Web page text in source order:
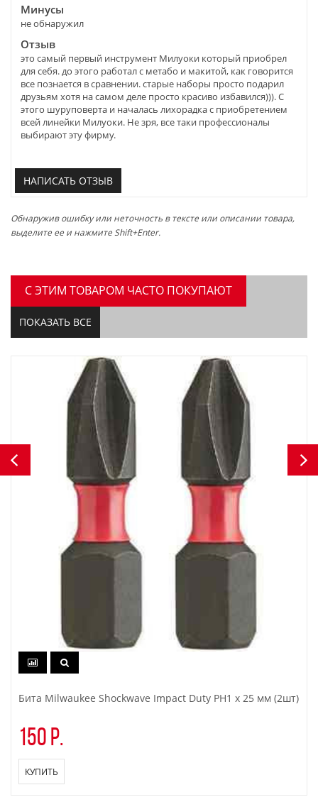
Минусы
не обнаружил
Отзыв
это самый первый инструмент Милуоки который приобрел
для себя. до этого работал с метабо и макитой, как говорится
все познается в сравнении. старые наборы просто подарил
друзьям хотя на самом деле просто красиво избавился))). С
этого шуруповерта и началась лихорадка с приобретением
всей линейки Милуоки. Не зря, все таки профессионалы
выбирают эту фирму.
НАПИСАТЬ ОТЗЫВ
Обнаружив ошибку или неточность в тексте или описании товара,
выделите ее и нажмите Shift+Enter.
C ЭТИМ ТОВАРОМ ЧАСТО ПОКУПАЮТ
ПОКАЗАТЬ ВСЕ
Бита Milwaukee Shockwave Impact Duty PH1 x 25 мм (2шт)
150 р.
КУПИТЬ